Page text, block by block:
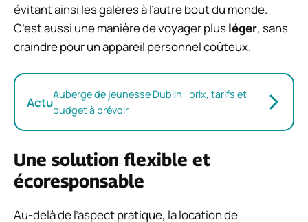
évitant ainsi les galères à l’autre bout du monde.
C’est aussi une manière de voyager plusléger, sans
craindre pour un appareil personnel coûteux.
ActuAuberge de jeunesse Dublin : prix, tarifs et
budget à prévoir
Une solution flexible et
écoresponsable
Au-delà de l’aspect pratique, la location de